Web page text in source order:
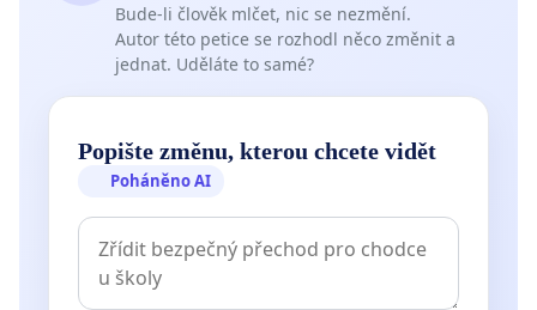
Bude-li člověk mlčet, nic se nezmění.
Autor této petice se rozhodl něco změnit a
jednat. Uděláte to samé?
Popište změnu, kterou chcete vidět
Poháněno AI